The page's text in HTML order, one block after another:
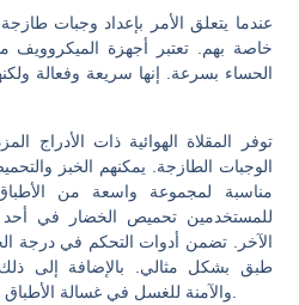
عندما يتعلق الأمر بإعداد وجبات
خاصة بهم. تعتبر أجهزة الميكروويف
الحساء بسرعة. إنها سريعة وفعالة
توفر المقلاة الهوائية ذات الأدراج
الوجبات الطازجة. يمكنهم الخبز
مناسبة لمجموعة واسعة من
للمستخدمين تحميص الخضار في أحد
الآخر. تضمن أدوات التحكم في درجة
طبق بشكل مثالي. بالإضافة إلى